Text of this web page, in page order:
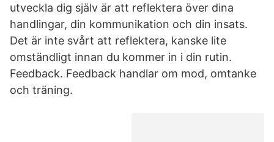
utveckla dig själv är att reflektera över dina
handlingar, din kommunikation och din insats.
Det är inte svårt att reflektera, kanske lite
omständligt innan du kommer in i din rutin.
Feedback. Feedback handlar om mod, omtanke
och träning.